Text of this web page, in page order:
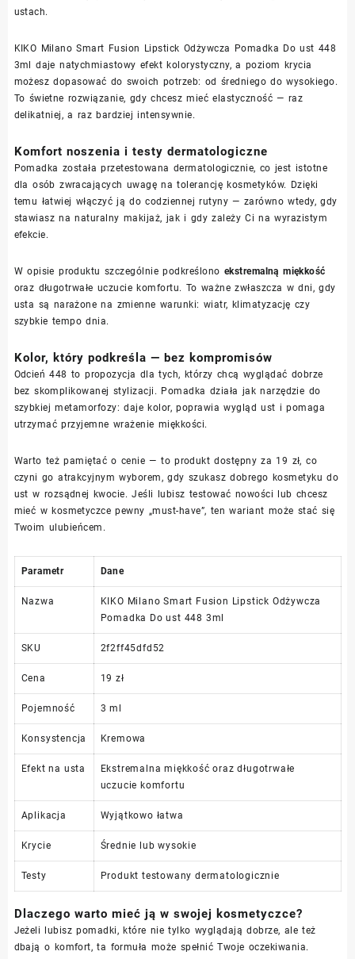
ustach.
KIKO Milano Smart Fusion Lipstick Odżywcza Pomadka Do ust 448
3ml daje natychmiastowy efekt kolorystyczny, a poziom krycia
możesz dopasować do swoich potrzeb: od średniego do wysokiego.
To świetne rozwiązanie, gdy chcesz mieć elastyczność — raz
delikatniej, a raz bardziej intensywnie.
Komfort noszenia i testy dermatologiczne
Pomadka została przetestowana dermatologicznie, co jest istotne
dla osób zwracających uwagę na tolerancję kosmetyków. Dzięki
temu łatwiej włączyć ją do codziennej rutyny — zarówno wtedy, gdy
stawiasz na naturalny makijaż, jak i gdy zależy Ci na wyrazistym
efekcie.
W opisie produktu szczególnie podkreślono ekstremalną miękkość
oraz długotrwałe uczucie komfortu. To ważne zwłaszcza w dni, gdy
usta są narażone na zmienne warunki: wiatr, klimatyzację czy
szybkie tempo dnia.
Kolor, który podkreśla — bez kompromisów
Odcień 448 to propozycja dla tych, którzy chcą wyglądać dobrze
bez skomplikowanej stylizacji. Pomadka działa jak narzędzie do
szybkiej metamorfozy: daje kolor, poprawia wygląd ust i pomaga
utrzymać przyjemne wrażenie miękkości.
Warto też pamiętać o cenie — to produkt dostępny za 19 zł, co
czyni go atrakcyjnym wyborem, gdy szukasz dobrego kosmetyku do
ust w rozsądnej kwocie. Jeśli lubisz testować nowości lub chcesz
mieć w kosmetyczce pewny „must-have”, ten wariant może stać się
Twoim ulubieńcem.
Parametr Dane
Nazwa
KIKO Milano Smart Fusion Lipstick Odżywcza
Pomadka Do ust 448 3ml
SKU 2f2ff45dfd52
Cena 19 zł
Pojemność 3 ml
Konsystencja Kremowa
Efekt na usta
Ekstremalna miękkość oraz długotrwałe
uczucie komfortu
Aplikacja Wyjątkowo łatwa
Krycie Średnie lub wysokie
Testy Produkt testowany dermatologicznie
Dlaczego warto mieć ją w swojej kosmetyczce?
Jeżeli lubisz pomadki, które nie tylko wyglądają dobrze, ale też
dbają o komfort, ta formuła może spełnić Twoje oczekiwania.